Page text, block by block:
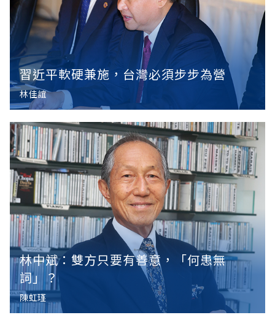
習近平軟硬兼施，台灣必須步步為營
林佳誼
林中斌：雙方只要有善意，「何患無
詞」？
陳虹瑾